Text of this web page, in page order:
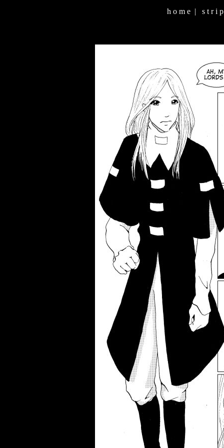
h o m e | s t r i p